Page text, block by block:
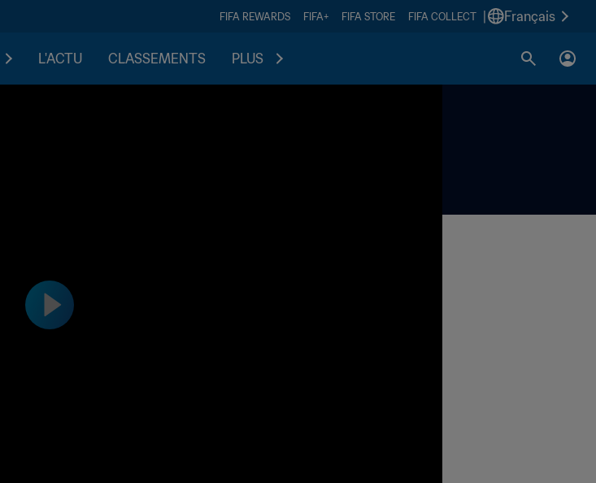
FIFA REWARDS FIFA+ FIFA STORE FIFA COLLECT Français
L'ACTU CLASSEMENTS PLUS